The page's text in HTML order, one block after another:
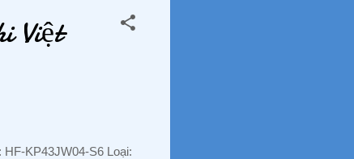
Việt
KP43JW04-S6 Loại: